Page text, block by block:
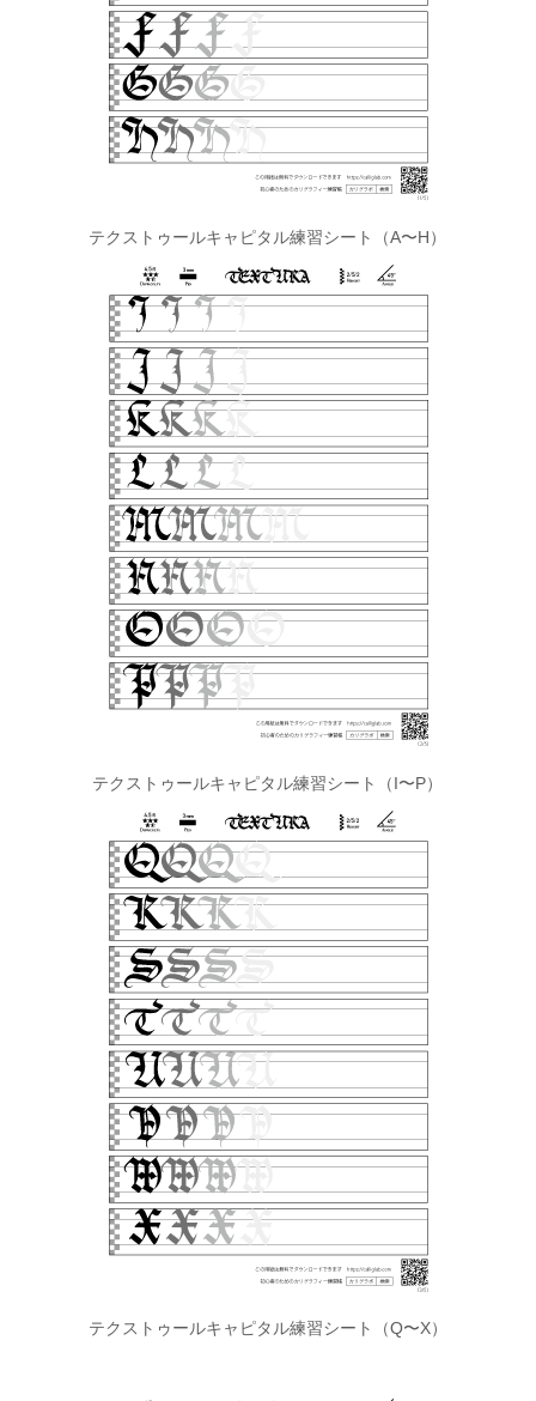
テクストゥールキャピタル練習シート（A〜H）
テクストゥールキャピタル練習シート（I〜P）
テクストゥールキャピタル練習シート（Q〜X）